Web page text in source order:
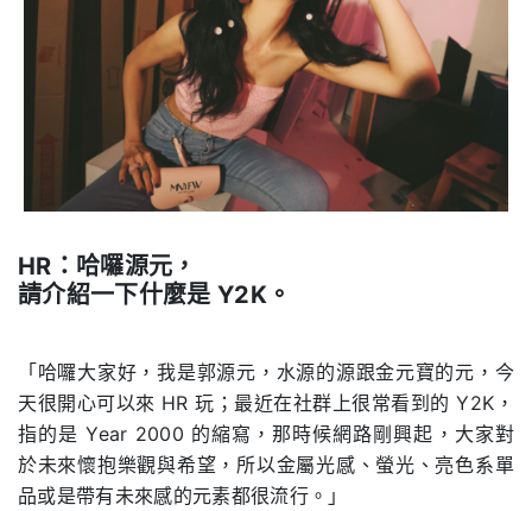
HR ：哈囉源元，
請介紹一下什麼是 Y2K 。
「哈囉大家好，我是郭源元，水源的源跟金元寶的元，今
天很開心可以來 HR 玩；最近在社群上很常看到的 Y2K，
指的是 Year 2000 的縮寫，那時候網路剛興起，大家對
於未來懷抱樂觀與希望，所以金屬光感、螢光、亮色系單
品或是帶有未來感的元素都很流行。」